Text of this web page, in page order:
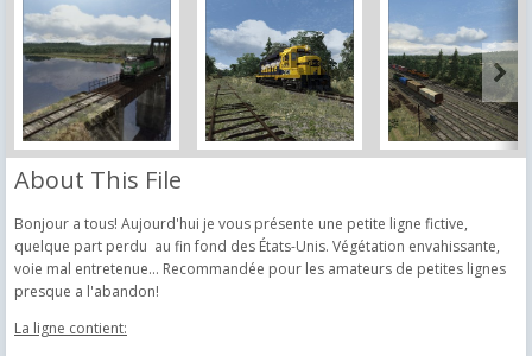
About This File
Bonjour a tous! Aujourd'hui je vous présente une petite ligne fictive,
quelque part perdu au fin fond des États-Unis. Végétation envahissante,
voie mal entretenue... Recommandée pour les amateurs de petites lignes
presque a l'abandon!
La ligne contient: